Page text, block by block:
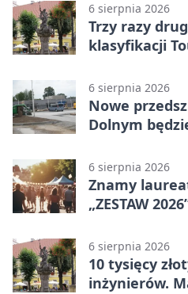
6 sierpnia 2026
Trzy razy
klasyfikacji
6 sierpnia 2026
Nowe
Dolnym
6 sierpnia 2026
Znamy
„ZESTAW
6 sierpnia 2026
10 tysięcy
inżynierów.